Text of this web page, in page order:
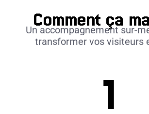
Comment ça
Un accompagnement sur-
transformer vos visiteurs